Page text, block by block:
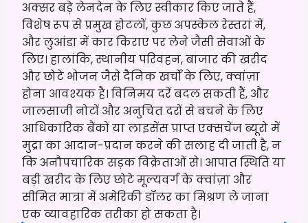
अक्सर बड़े लेनदेन के लिए स्वीकार किए जाते हैं,
विशेष रूप से प्रमुख होटलों, कुछ अपस्केल रेस्तरां में,
और लुआंडा में कार किराए पर लेने जैसी सेवाओं के
लिए। हालांकि, स्थानीय परिवहन, बाजार की खरीद
और छोटे भोजन जैसे दैनिक खर्चों के लिए, क्वांज़ा
होना आवश्यक है। विनिमय दरें बदल सकती हैं, और
जालसाजी नोटों और अनुचित दरों से बचने के लिए
आधिकारिक बैंकों या लाइसेंस प्राप्त एक्सचेंज ब्यूरो में
मुद्रा का आदान-प्रदान करने की सलाह दी जाती है, न
कि अनौपचारिक सड़क विक्रेताओं से। आपात स्थिति या
बड़ी खरीद के लिए छोटे मूल्यवर्ग के क्वांज़ा और
सीमित मात्रा में अमेरिकी डॉलर का मिश्रण ले जाना
एक व्यावहारिक तरीका हो सकता है।